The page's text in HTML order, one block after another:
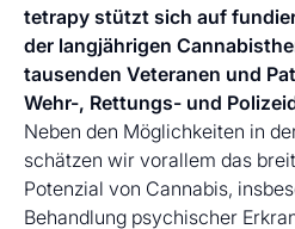
tetrapy stützt sich auf
der langjährigen
tausenden Veteranen und
Wehr-, Rettungs- und
Neben den Möglichkeiten in
schätzen wir vorallem das
Potenzial von Cannabis,
Behandlung psychischer